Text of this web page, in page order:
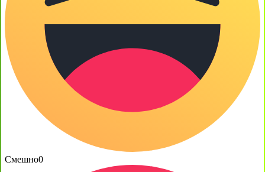
Смешно0